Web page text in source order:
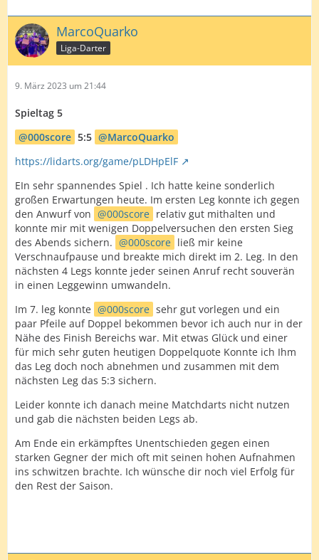
MarcoQuarko
Liga-Darter
9. März 2023 um 21:44
Spieltag 5
000score 5:5
MarcoQuarko
https://lidarts.org/game/pLDHpElF
EIn sehr spannendes Spiel . Ich hatte keine sonderlich
großen Erwartungen heute. Im ersten Leg konnte ich gegen
den Anwurf von
000score relativ gut mithalten und
konnte mir mit wenigen Doppelversuchen den ersten Sieg
des Abends sichern.
000score ließ mir keine
Verschnaufpause und breakte mich direkt im 2. Leg. In den
nächsten 4 Legs konnte jeder seinen Anruf recht souverän
in einen Leggewinn umwandeln.
Im 7. leg konnte
000score sehr gut vorlegen und ein
paar Pfeile auf Doppel bekommen bevor ich auch nur in der
Nähe des Finish Bereichs war. Mit etwas Glück und einer
für mich sehr guten heutigen Doppelquote Konnte ich Ihm
das Leg doch noch abnehmen und zusammen mit dem
nächsten Leg das 5:3 sichern.
Leider konnte ich danach meine Matchdarts nicht nutzen
und gab die nächsten beiden Legs ab.
Am Ende ein erkämpftes Unentschieden gegen einen
starken Gegner der mich oft mit seinen hohen Aufnahmen
ins schwitzen brachte. Ich wünsche dir noch viel Erfolg für
den Rest der Saison.